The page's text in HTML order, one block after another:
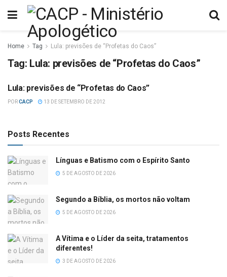
Home Tag Lula: previsões de “Profetas do Caos”
Tag: Lula: previsões de “Profetas do Caos”
ESTUDOS BÍBLICOS
Lula: previsões de “Profetas do Caos”
PORCACP 13 DE SETEMBRO DE 2012
Posts Recentes
Línguas e Batismo com o Espírito Santo
5 DE AGOSTO DE 2026
Segundo a Bíblia, os mortos não voltam
5 DE AGOSTO DE 2026
A Vítima e o Líder da seita, tratamentos
diferentes!
3 DE AGOSTO DE 2026